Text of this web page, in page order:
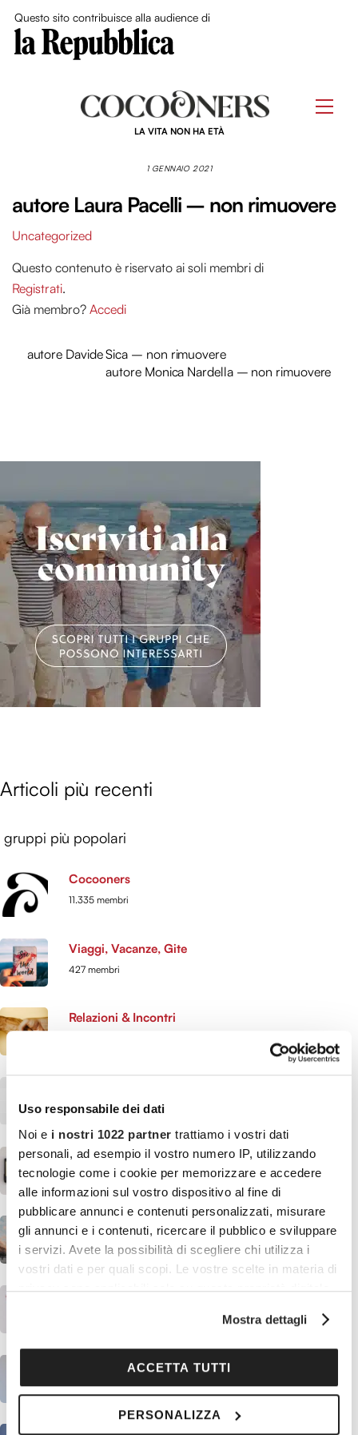
Uso responsabile dei dati
Noi e i nostri 1022 partner trattiamo i vostri dati
personali, ad esempio il vostro numero IP, utilizzando
tecnologie come i cookie per memorizzare e accedere
alle informazioni sul vostro dispositivo al fine di
pubblicare annunci e contenuti personalizzati, misurare
gli annunci e i contenuti, ricercare il pubblico e sviluppare
i servizi. Avete la possibilità di scegliere chi utilizza i
vostri dati e per quali scopi. Le vostre scelte in materia di
privacy sono applicabili solo su questa proprietà digitale
modificare o revocare il proprio consenso in qualsiasi
momento dalla Dichiarazione sui cookie o facendo clic
sull'icona di attivazione della privacy.
raccogliere informazioni sulla tua posizione
Mostra dettagli
ACCETTA TUTTI
PERSONALIZZA
Questo sito contribuisce alla audience di
LA VITA NON HA ETÀ
1 GENNAIO 2021
autore Laura Pacelli – non rimuovere
Uncategorized
Questo contenuto è riservato ai soli membri di
Registrati.
Già membro? Accedi
autore Davide Sica – non rimuovere
autore Monica Nardella – non rimuovere
Articoli più recenti
gruppi più popolari
Cocooners
11.335 membri
Viaggi, Vacanze, Gite
427 membri
Relazioni & Incontri
214 membri
Musica & Arte
149 membri
Milano
120 membri
Hobby, Passatempi, Sport
Letteratura
111 membri